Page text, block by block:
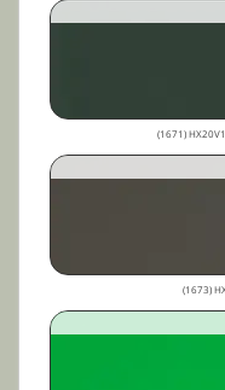
(1671)
(1673)